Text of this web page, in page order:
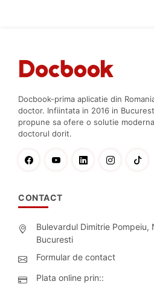
Docbook-prima aplicatie din
doctor. Infiintata in 2016 in
propune sa ofere o solutie
doctorul dorit.
CONTACT
Bulevardul Dimitrie Pompeiu,
Bucuresti
Formular de contact
Plata online prin::